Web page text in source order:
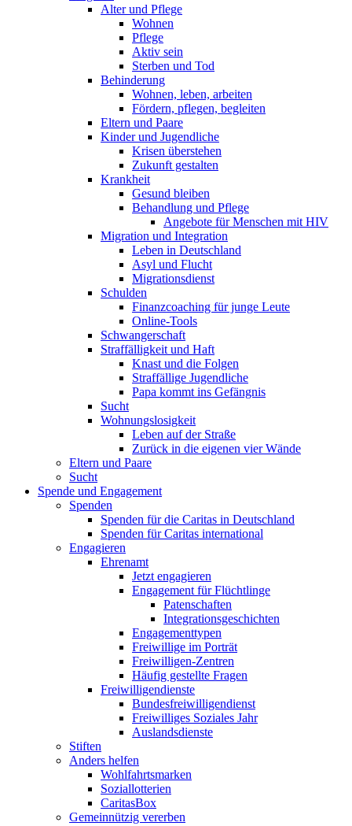
Alter und Pflege
Wohnen
Pflege
Aktiv sein
Sterben und Tod
Behinderung
Wohnen, leben, arbeiten
Fördern, pflegen, begleiten
Eltern und Paare
Kinder und Jugendliche
Krisen überstehen
Zukunft gestalten
Krankheit
Gesund bleiben
Behandlung und Pflege
Angebote für Menschen mit HIV
Migration und Integration
Leben in Deutschland
Asyl und Flucht
Migrationsdienst
Schulden
Finanzcoaching für junge Leute
Online-Tools
Schwangerschaft
Straffälligkeit und Haft
Knast und die Folgen
Straffällige Jugendliche
Papa kommt ins Gefängnis
Sucht
Wohnungslosigkeit
Leben auf der Straße
Zurück in die eigenen vier Wände
Eltern und Paare
Sucht
Spende und Engagement
Spenden
Spenden für die Caritas in Deutschland
Spenden für Caritas international
Engagieren
Ehrenamt
Jetzt engagieren
Engagement für Flüchtlinge
Patenschaften
Integrationsgeschichten
Engagementtypen
Freiwillige im Porträt
Freiwilligen-Zentren
Häufig gestellte Fragen
Freiwilligendienste
Bundesfreiwilligendienst
Freiwilliges Soziales Jahr
Auslandsdienste
Stiften
Anders helfen
Wohlfahrtsmarken
Soziallotterien
CaritasBox
Gemeinnützig vererben